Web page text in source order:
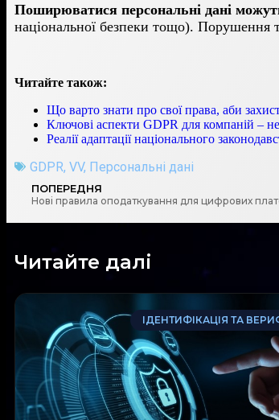
Поширюватися персональні дані
національної безпеки тощо). Порушення
Читайте також:
Що варто знати про свої права, аби
Ключові аспекти GDPR для компаній –
Реалії адаптації національного
GDPR, VV, Персональні дані
ПОПЕРЕДНЯ
Читайте далі
ІДЕНТИФІКАЦІЯ ТА